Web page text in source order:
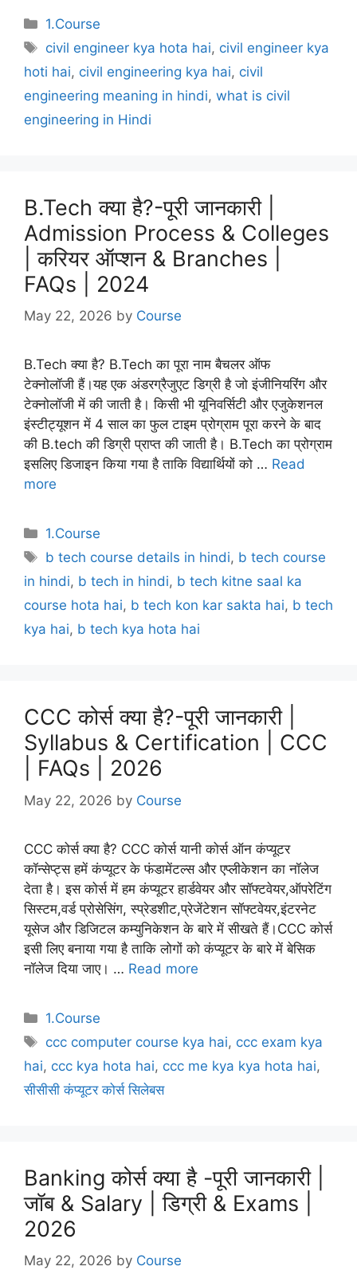
Categories
1.Course
Tags
civil engineer kya hota hai, civil engineer kya
hoti hai, civil engineering kya hai, civil
engineering meaning in hindi, what is civil
engineering in Hindi
B.Tech क्या है?-पूरी जानकारी |
Admission Process & Colleges
| करियर ऑप्शन & Branches |
FAQs | 2024
May 22, 2026 by Course
B.Tech क्या है? B.Tech का पूरा नाम बैचलर ऑफ
टेक्नोलॉजी हैं।यह एक अंडरग्रैजुएट डिग्री है जो इंजीनियरिंग और
टेक्नोलॉजी में की जाती है। किसी भी यूनिवर्सिटी और एजुकेशनल
इंस्टीट्यूशन में 4 साल का फुल टाइम प्रोग्राम पूरा करने के बाद
की B.tech की डिग्री प्राप्त की जाती है। B.Tech का प्रोग्राम
इसलिए डिजाइन किया गया है ताकि विद्यार्थियों को … Read
more
Categories
1.Course
Tags
b tech course details in hindi, b tech course
in hindi, b tech in hindi, b tech kitne saal ka
course hota hai, b tech kon kar sakta hai, b tech
kya hai, b tech kya hota hai
CCC कोर्स क्या है?-पूरी जानकारी |
Syllabus & Certification | CCC
| FAQs | 2026
May 22, 2026 by Course
CCC कोर्स क्या है? CCC कोर्स यानी कोर्स ऑन कंप्यूटर
कॉन्सेप्ट्स हमें कंप्यूटर के फंडामेंटल्स और एप्लीकेशन का नॉलेज
देता है। इस कोर्स में हम कंप्यूटर हार्डवेयर और सॉफ्टवेयर,ऑपरेटिंग
सिस्टम,वर्ड प्रोसेसिंग, स्प्रेडशीट,प्रेजेंटेशन सॉफ्टवेयर,इंटरनेट
यूसेज और डिजिटल कम्युनिकेशन के बारे में सीखते हैं।CCC कोर्स
इसी लिए बनाया गया है ताकि लोगों को कंप्यूटर के बारे में बेसिक
नॉलेज दिया जाए। … Read more
Categories
1.Course
Tags
ccc computer course kya hai, ccc exam kya
hai, ccc kya hota hai, ccc me kya kya hota hai,
सीसीसी कंप्यूटर कोर्स सिलेबस
Banking कोर्स क्या है -पूरी जानकारी |
जॉब & Salary | डिग्री & Exams |
2026
May 22, 2026 by Course